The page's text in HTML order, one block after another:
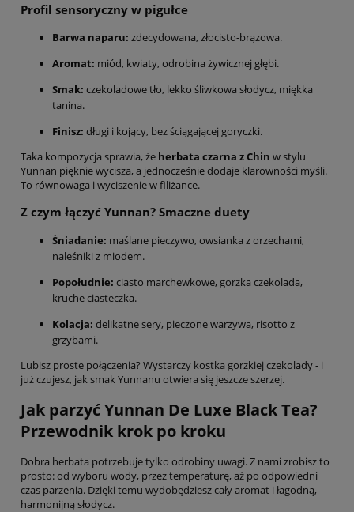
Profil sensoryczny w pigułce
Barwa naparu: zdecydowana, złocisto-brązowa.
Aromat: miód, kwiaty, odrobina żywicznej głębi.
Smak: czekoladowe tło, lekko śliwkowa słodycz, miękka
tanina.
Finisz: długi i kojący, bez ściągającej goryczki.
Taka kompozycja sprawia, że herbata czarna z Chin w stylu
Yunnan pięknie wycisza, a jednocześnie dodaje klarowności myśli.
To równowaga i wyciszenie w filiżance.
Z czym łączyć Yunnan? Smaczne duety
Śniadanie: maślane pieczywo, owsianka z orzechami,
naleśniki z miodem.
Popołudnie: ciasto marchewkowe, gorzka czekolada,
kruche ciasteczka.
Kolacja: delikatne sery, pieczone warzywa, risotto z
grzybami.
Lubisz proste połączenia? Wystarczy kostka gorzkiej czekolady - i
już czujesz, jak smak Yunnanu otwiera się jeszcze szerzej.
Jak parzyć Yunnan De Luxe Black Tea?
Przewodnik krok po kroku
Dobra herbata potrzebuje tylko odrobiny uwagi. Z nami zrobisz to
prosto: od wyboru wody, przez temperaturę, aż po odpowiedni
czas parzenia. Dzięki temu wydobędziesz cały aromat i łagodną,
harmonijną słodycz.